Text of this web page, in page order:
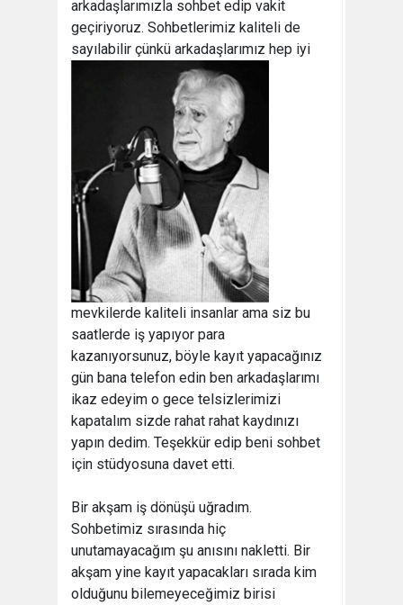
arkadaşlarımızla sohbet edip vakit
geçiriyoruz. Sohbetlerimiz kaliteli de
sayılabilir çünkü arkadaşlarımız hep iyi
mevkilerde kaliteli insanlar ama siz bu
saatlerde iş yapıyor para
kazanıyorsunuz, böyle kayıt yapacağınız
gün bana telefon edin ben arkadaşlarımı
ikaz edeyim o gece telsizlerimizi
kapatalım sizde rahat rahat kaydınızı
yapın dedim. Teşekkür edip beni sohbet
için stüdyosuna davet etti.
Bir akşam iş dönüşü uğradım.
Sohbetimiz sırasında hiç
unutamayacağım şu anısını nakletti. Bir
akşam yine kayıt yapacakları sırada kim
olduğunu bilemeyeceğimiz birisi